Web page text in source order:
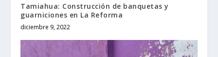
Tamiahua: Construcción de banquetas y
guarniciones en La Reforma
diciembre 9, 2022